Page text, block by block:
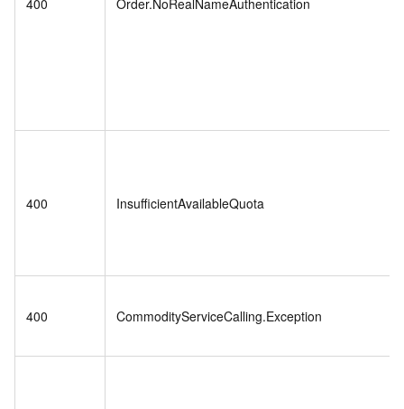
400 InsufficientAvailableQuota
400 CommodityServiceCalling.Exception